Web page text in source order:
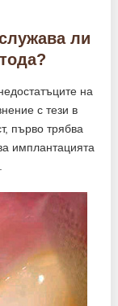
ли
на
с тези в
първо трябва
имплантацията